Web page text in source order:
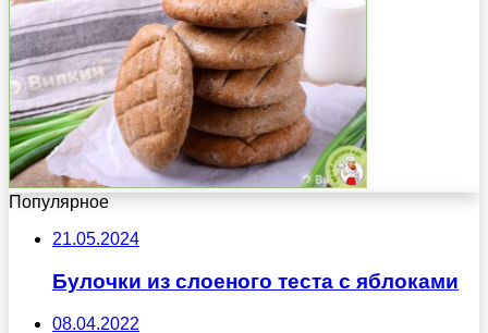
Популярное
21.05.2024
Булочки из слоеного теста с яблоками
08.04.2022